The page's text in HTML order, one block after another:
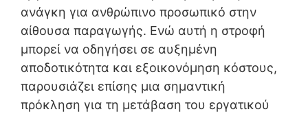
ανάγκη για ανθρώπινο προσωπικό στην
αίθουσα παραγωγής. Ενώ αυτή η στροφή
μπορεί να οδηγήσει σε αυξημένη
αποδοτικότητα και εξοικονόμηση κόστους,
παρουσιάζει επίσης μια σημαντική
πρόκληση για τη μετάβαση του εργατικού